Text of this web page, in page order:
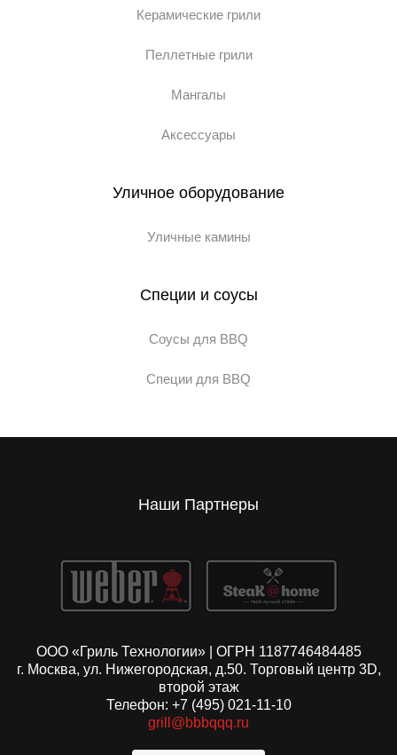
Керамические грили
Пеллетные грили
Мангалы
Аксессуары
Уличное оборудование
Уличные камины
Специи и соусы
Соусы для BBQ
Специи для BBQ
Наши Партнеры
ООО «Гриль Технологии» | ОГРН 1187746484485
г. Москва, ул. Нижегородская, д.50. Торговый центр 3D,
второй этаж
Телефон: +7 (495) 021-11-10
grill@bbbqqq.ru